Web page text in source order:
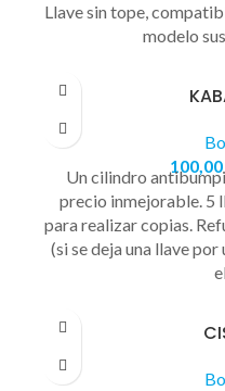
Llave sin tope,
modelo
100,00
Un cilindro
precio inmejorable. 5
para realizar copias.
(si se deja una llave